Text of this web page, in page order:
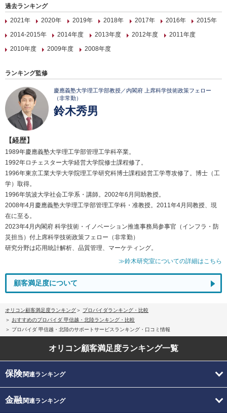
過去ランキング
2021年
2020年 2019年 2018年 2017年 2016年
2015年
2014-2015年
2014年度 2013年度 2012年度
2011年度
2010年度
2009年度 2008年度
ランキング監修
慶應義塾大学理工学部教授／内閣府 上席科学技術政策フェロー
（非常勤）
鈴木秀男
【経歴】
1989年慶應義塾大学理工学部管理工学科卒業。
1992年ロチェスター大学経営大学院修士課程修了。
1996年東京工業大学大学院理工学研究科博士課程経営工学専攻修了。博士（工
学）取得。
1996年筑波大学社会工学系・講師。2002年6月同助教授。
2008年4月慶應義塾大学理工学部管理工学科・准教授。2011年4月同教授、現
在に至る。
2023年4月内閣府 科学技術・イノベーション推進事務局参事官（インフラ・防
災担当）付上席科学技術政策フェロー（非常勤）
研究分野は応用統計解析、品質管理、マーケティング。
≫鈴木研究室についての詳細はこちら
顧客満足度について
オリコン顧客満足度ランキング
プロバイダランキング・比較
おすすめのプロバイダ 甲信越・北陸ランキング・比較
プロバイダ 甲信越・北陸のサポートサービスランキング・口コミ情報
オリコン顧客満足度ランキング一覧
保険関連ランキング
金融関連ランキング